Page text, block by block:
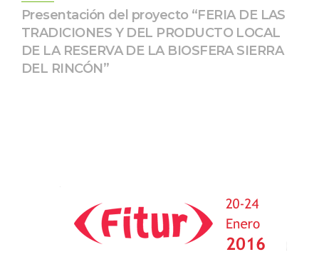
Presentación del proyecto “FERIA DE LAS
TRADICIONES Y DEL PRODUCTO LOCAL
DE LA RESERVA DE LA BIOSFERA SIERRA
DEL RINCÓN”